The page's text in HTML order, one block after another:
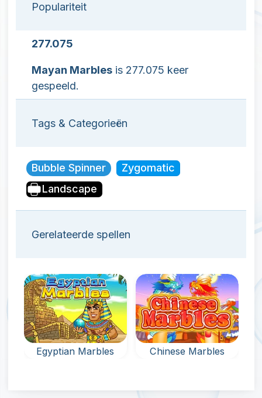
Populariteit
277.075
Mayan Marbles is 277.075 keer
gespeeld.
Tags & Categorieën
Bubble Spinner
Zygomatic
Landscape
Gerelateerde spellen
Egyptian Marbles Chinese Marbles